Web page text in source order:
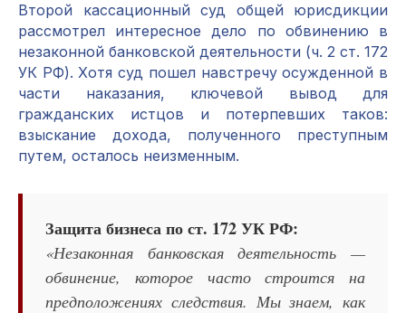
Второй кассационный суд общей юрисдикции
рассмотрел интересное дело по обвинению в
незаконной банковской деятельности (ч. 2 ст. 172
УК РФ). Хотя суд пошел навстречу осужденной в
части наказания, ключевой вывод для
гражданских истцов и потерпевших таков:
взыскание дохода, полученного преступным
путем, осталось неизменным.
Защита бизнеса по ст. 172 УК РФ:
«Незаконная банковская деятельность —
обвинение, которое часто строится на
предположениях следствия. Мы знаем, как